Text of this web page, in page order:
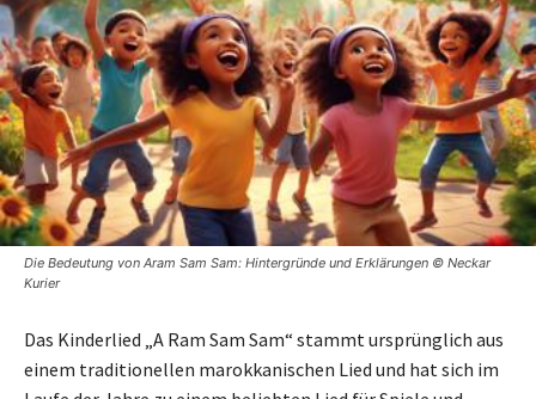
Die Bedeutung von Aram Sam Sam: Hintergründe und Erklärungen © Neckar
Kurier
Das Kinderlied „A Ram Sam Sam“ stammt ursprünglich aus
einem traditionellen marokkanischen Lied und hat sich im